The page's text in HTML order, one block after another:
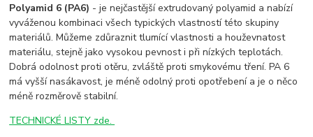
Polyamid 6 (PA6) - je nejčastější extrudovaný polyamid a nabízí
vyváženou kombinaci všech typických vlastností této skupiny
materiálů. Můžeme zdůraznit tlumící vlastnosti a houževnatost
materiálu, stejně jako vysokou pevnost i při nízkých teplotách.
Dobrá odolnost proti otěru, zvláště proti smykovému tření. PA 6
má vyšší nasákavost, je méně odolný proti opotřebení a je o něco
méně rozměrově stabilní.
TECHNICKÉ LISTY zde.